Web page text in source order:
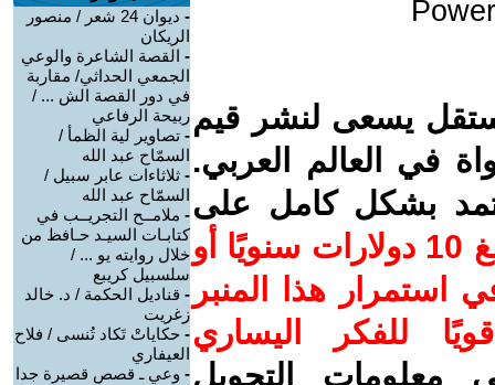
يسعى لنشر قيم
في العالم العربي.
بشكل كامل على
ساهم/ي معنا! بدعمكم بمبلغ 10 دولارات سنويًا أو
استمرار هذا المنبر
للفكر اليساري
معلومات التحويل
-
ديوان 24 شعر / منصور
الريكان
- القصة الشاعرة والوعي
الجمعي الحداثي/ مقاربة
في دور القصة الش ... /
ربيحة الرفاعي
- تصاوير لية الظمأ /
السمّاح عبد الله
- ثلاثاءات عابر سبيل /
السمّاح عبد الله
- ملامــح التجريــب في
كتابـات السيـد حـافظ من
خلال روايته يو ... /
سلسبيل كريبع
- قناديل الحكمة / د. خالد
زغريت
- حكاياتْ تَكاد تُنسى / فلاح
العيفاري
- وعي ـ قصص قصيرة جدا